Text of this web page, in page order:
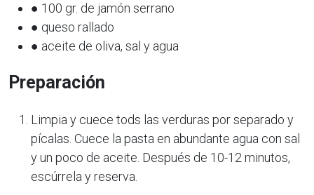
● 100 gr. de jamón serrano
● queso rallado
● aceite de oliva, sal y agua
Preparación
Limpia y cuece tods las verduras por separado y
pícalas. Cuece la pasta en abundante agua con sal
y un poco de aceite. Después de 10-12 minutos,
escúrrela y reserva.